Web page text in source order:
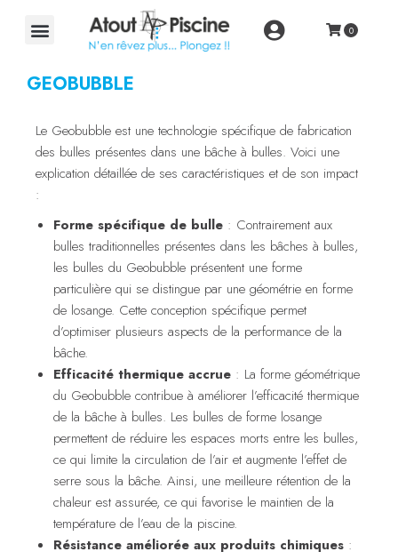
GEOBUBBLE
Le Geobubble est une technologie spécifique de fabrication
des bulles présentes dans une bâche à bulles. Voici une
explication détaillée de ses caractéristiques et de son impact
:
Forme spécifique de bulle : Contrairement aux
bulles traditionnelles présentes dans les bâches à bulles,
les bulles du Geobubble présentent une forme
particulière qui se distingue par une géométrie en forme
de losange. Cette conception spécifique permet
d’optimiser plusieurs aspects de la performance de la
bâche.
Efficacité thermique accrue : La forme géométrique
du Geobubble contribue à améliorer l’efficacité thermique
de la bâche à bulles. Les bulles de forme losange
permettent de réduire les espaces morts entre les bulles,
ce qui limite la circulation de l’air et augmente l’effet de
serre sous la bâche. Ainsi, une meilleure rétention de la
chaleur est assurée, ce qui favorise le maintien de la
température de l’eau de la piscine.
Résistance améliorée aux produits chimiques :